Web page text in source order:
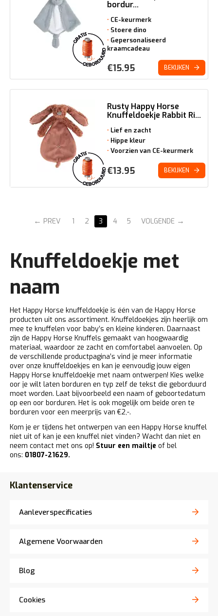
bordur...
CE-keurmerk
Stoere dino
Gepersonaliseerd
kraamcadeau
€15.95 BEKIJKEN
Rusty Happy Horse
Knuffeldoekje Rabbit Ri...
Lief en zacht
Hippe kleur
Voorzien van CE-keurmerk
€13.95 BEKIJKEN
PREV 1 2 3 4 5 VOLGENDE
Knuffeldoekje met
naam
Het Happy Horse knuffeldoekje is één van de Happy Horse
producten uit ons assortiment. Knuffeldoekjes zijn heerlijk om
mee te knuffelen voor baby’s en kleine kinderen. Daarnaast
zijn de Happy Horse Knuffels gemaakt van hoogwaardig
materiaal, waardoor ze zacht en comfortabel aanvoelen. Op
de verschillende productpagina’s vind je meer informatie
over onze knuffeldoekjes en kan je eenvoudig jouw eigen
Happy Horse knuffeldoekje met naam ontwerpen! Kies welke
oor je wilt laten borduren en typ zelf de tekst die geborduurd
moet worden. Laat bijvoorbeeld een naam of geboortedatum
op een oor borduren. Het is ook mogelijk om beide oren te
borduren voor een meerprijs van €2,-.
Kom je er tijdens het ontwerpen van een Happy Horse knuffel
niet uit of kan je een knuffel niet vinden? Wacht dan niet en
neem contact met ons op! Stuur een mailtje of bel
ons: 01807-21629.
Klantenservice
Aanleverspecificaties
Algemene Voorwaarden
Blog
Cookies